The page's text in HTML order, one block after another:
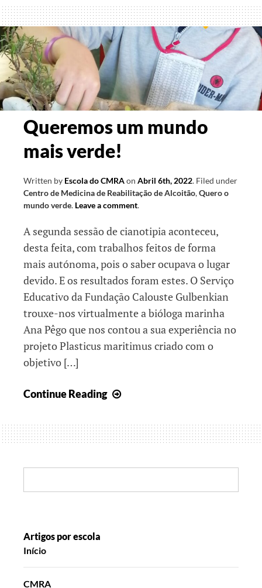
de
Esperança
Queremos um mundo
mais verde!
Written by Escola do CMRAon Abril 6th, 2022. Filed under
Centro de Medicina de Reabilitação de Alcoitão,Quero o
mundo verde. Leave a comment.
A segunda sessão de cianotipia aconteceu,
desta feita, com trabalhos feitos de forma
mais autónoma, pois o saber ocupava o lugar
devido. E os resultados foram estes. O Serviço
Educativo da Fundação Calouste Gulbenkian
trouxe-nos virtualmente a bióloga marinha
Ana Pêgo que nos contou a sua experiência no
projeto Plasticus maritimus criado com o
objetivo […]
Continue Reading
mundo
mais
Artigos por escola
Início
CMRA